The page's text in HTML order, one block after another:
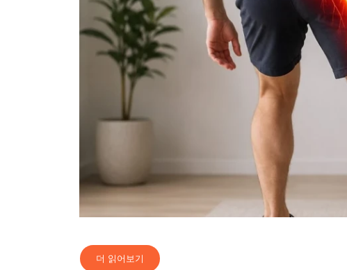
더 읽어보기